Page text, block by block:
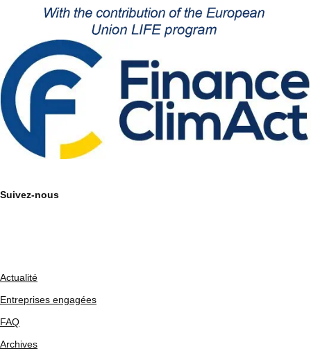
Suivez-nous
Actualité
Entreprises engagées
FAQ
Archives